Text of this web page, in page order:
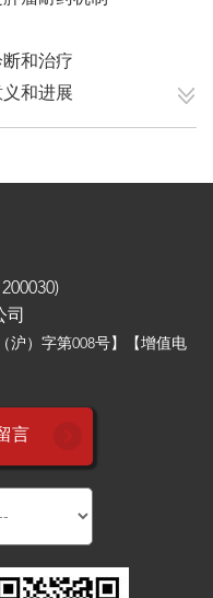
和治疗
和进展
司
沪）字第008号】【增值电
言